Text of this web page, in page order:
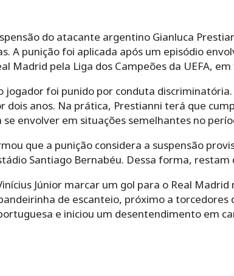
do atacante argentino Gianluca
A punição foi aplicada após um episódio
Madrid pela Liga dos Campeões da UEFA,
jogador foi punido por conduta
dois anos. Na prática, Prestianni terá que
se envolver em situações semelhantes no
que a punição considera a suspensão
Santiago Bernabéu. Dessa forma, restam
Júnior marcar um gol para o Real
de escanteio, próximo a torcedores
e iniciou um desentendimento em